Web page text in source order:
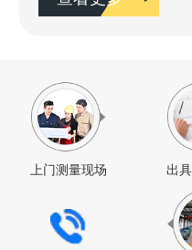
上门测量现场 出